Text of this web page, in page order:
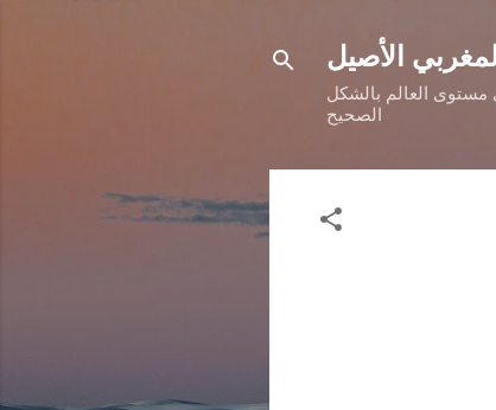
الأصيل
مستوى العالم بالشكل
الصحيح